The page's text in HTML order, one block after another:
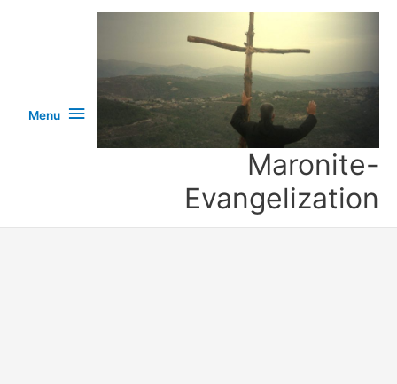
تخطي
Maronite-
Evangelization
Menu
Menu